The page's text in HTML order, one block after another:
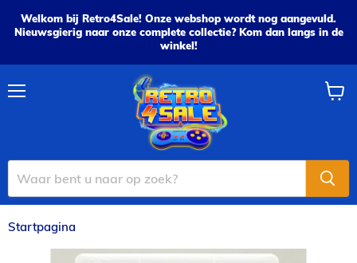
Welkom bij Retro4Sale! Onze webshop wordt nog aangevuld.
Nieuwsgierig naar onze complete collectie? Kom dan langs in de
winkel!
Startpagina